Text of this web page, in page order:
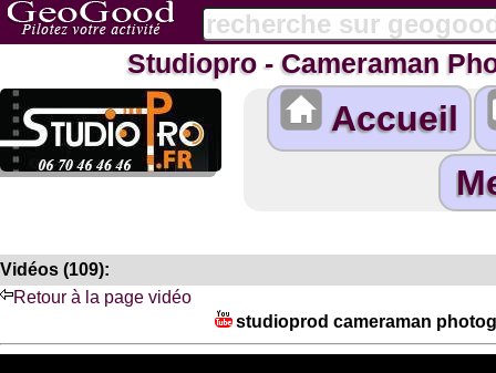
Studiopro - Cameraman
Accueil
Vidéos (109):
Retour à la page vidéo
studioprod cameraman